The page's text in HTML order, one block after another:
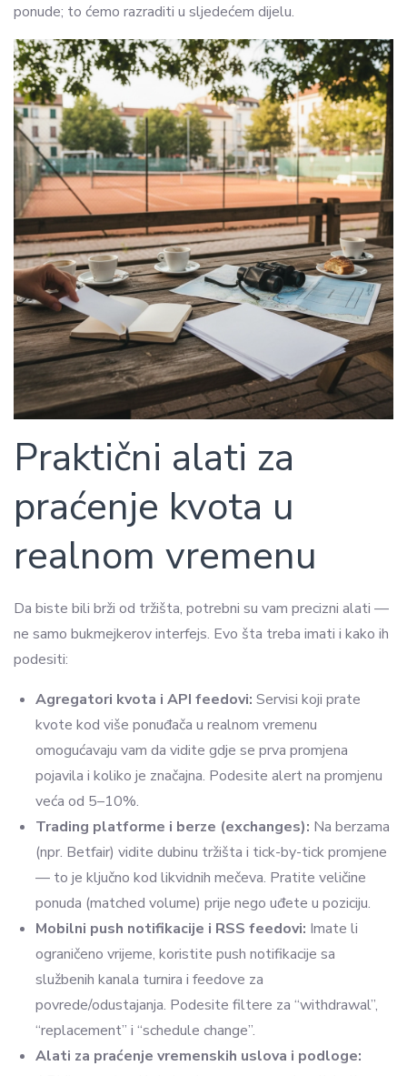
ponude; to ćemo razraditi u sljedećem dijelu.
Praktični alati za
praćenje kvota u
realnom vremenu
Da biste bili brži od tržišta, potrebni su vam precizni alati —
ne samo bukmejkerov interfejs. Evo šta treba imati i kako ih
podesiti:
Agregatori kvota i API feedovi: Servisi koji prate
kvote kod više ponuđača u realnom vremenu
omogućavaju vam da vidite gdje se prva promjena
pojavila i koliko je značajna. Podesite alert na promjenu
veća od 5–10%.
Trading platforme i berze (exchanges): Na berzama
(npr. Betfair) vidite dubinu tržišta i tick-by-tick promjene
— to je ključno kod likvidnih mečeva. Pratite veličine
ponuda (matched volume) prije nego uđete u poziciju.
Mobilni push notifikacije i RSS feedovi: Imate li
ograničeno vrijeme, koristite push notifikacije sa
službenih kanala turnira i feedove za
povrede/odustajanja. Podesite filtere za “withdrawal”,
“replacement” i “schedule change”.
Alati za praćenje vremenskih uslova i podloge: